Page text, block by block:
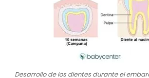
Desarrollo de los dientes durante el